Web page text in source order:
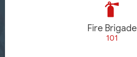
Fire Brigade
101